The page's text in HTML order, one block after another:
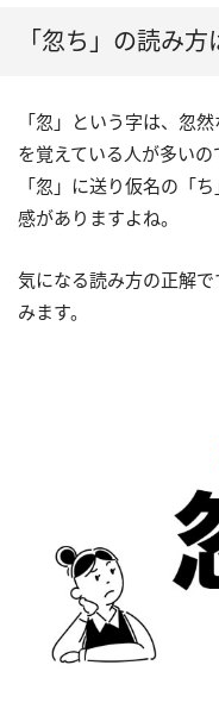
「忽ち」の読み方
「忽」という字は、忽
を覚えている人が多いの
「忽」に送り仮名の「
感がありますよね。
気になる読み方の正解
みます。